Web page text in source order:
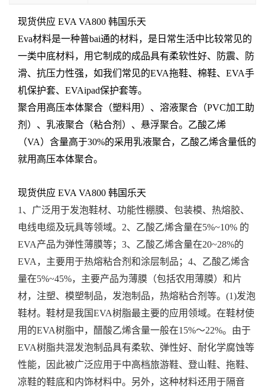
现货供应 EVA VA800 韩国乐天
Eva材料是一种普bai通的材料，是日常生活中比较常见的
一类中底材料，用它制成的成品具有柔软性好、防震、防
滑、抗压力性强，如我们常见的EVA拖鞋、棉鞋、EVA手
机保护套、EVAipad保护套等。
聚合用高压本体聚合（塑料用）、溶液聚合（PVC加工助
剂）、乳液聚合（粘合剂）、悬浮聚合。乙酸乙烯
（VA）含量高于30%的采用乳液聚合，乙酸乙烯含量低的
就用高压本体聚合。
现货供应 EVA VA800 韩国乐天
1、广泛用于发泡鞋材、功能性棚膜、包装模、热熔胶、
电线电缆及玩具等领域。 2、乙酸乙烯含量在5%~10% 的
EVA产品为弹性薄膜等； 3、乙酸乙烯含量在20~28%的
EVA，主要用于热熔粘合剂和涂层制品； 4、乙酸乙烯含
量在5%~45%，主要产品为薄膜（包括农用薄膜）和片
材，注塑、模塑制品，发泡制品，热熔粘合剂等。 (1)发泡
鞋材。鞋材是我国EVA树脂最主要的应用领域。在鞋材使
用的EVA树脂中，醋酸乙烯含量一般在15%～22%。由于
EVA树脂共混发泡制品具有柔软、弹性好、耐化学腐蚀等
性能，因此被广泛应用于中高档旅游鞋、登山鞋、拖鞋、
凉鞋的鞋底和内饰材料中。另外，这种材料还用于隔音